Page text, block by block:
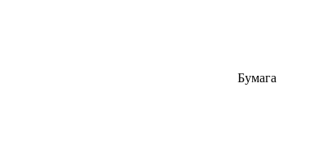
Бумага